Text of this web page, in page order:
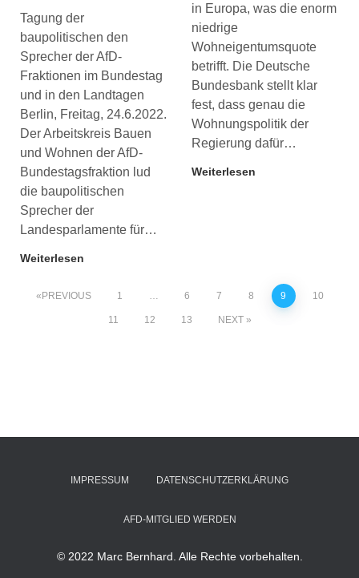
Tagung der
baupolitischen den
Sprecher der AfD-
Fraktionen im Bundestag
und in den Landtagen
Berlin, Freitag, 24.6.2022.
Der Arbeitskreis Bauen
und Wohnen der AfD-
Bundestagsfraktion lud
die baupolitischen
Sprecher der
Landesparlamente für…
Weiterlesen
in Europa, was die enorm
niedrige
Wohneigentumsquote
betrifft. Die Deutsche
Bundesbank stellt klar
fest, dass genau die
Wohnungspolitik der
Regierung dafür…
Weiterlesen
PREVIOUS 1 … 6 7 8 9 10
11 12 13 NEXT
IMPRESSUM DATENSCHUTZERKLÄRUNG
AFD-MITGLIED WERDEN
© 2022 Marc Bernhard. Alle Rechte vorbehalten.